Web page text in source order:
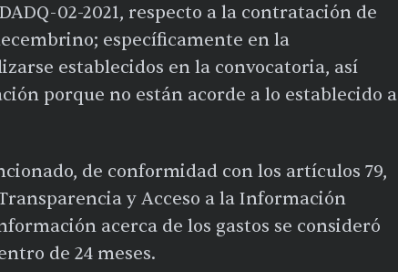
02-2021, respecto a la contratación de
específicamente en la
establecidos en la convocatoria, así
porque no están acorde a lo establecido a
de conformidad con los artículos 79,
y Acceso a la Información
acerca de los gastos se consideró
de 24 meses.